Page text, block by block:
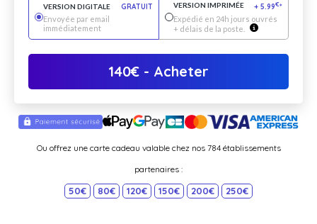
VERSION DIGITALE
GRATUIT
Envoyée par email
immédiatement
VERSION IMPRIMÉE + 5.99€*
Expédié en 24h jours ouvrés
+ délais de la poste.
140€ - Acheter
Ou offrez une carte cadeau valable chez nos 784 établissements
partenaires :
50€ 80€ 120€ 150€ 200€ 250€